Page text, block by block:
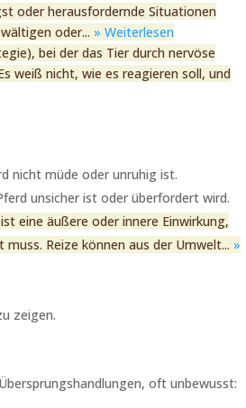
oder herausfordernde Situationen
oder...» Weiterlesen
bei der das Tier durch nervöse
weiß nicht, wie es reagieren soll, und
nicht müde oder unruhig ist.
unsicher ist oder überfordert wird.
eine äußere oder innere Einwirkung,
muss. Reize können aus der Umwelt...»
zeigen.
oft unbewusst: